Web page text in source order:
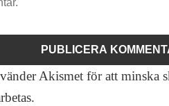
Akismet för att minska
.